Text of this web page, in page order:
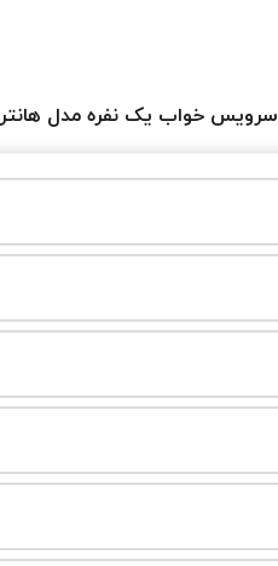
سرویس خواب یک نفره مدل هانتر